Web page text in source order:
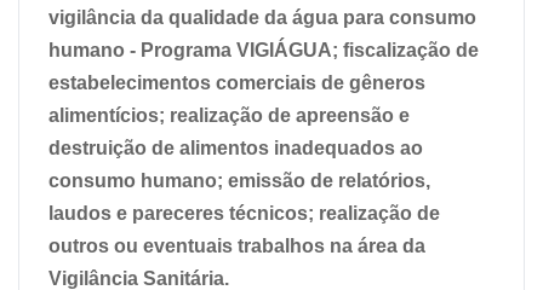
vigilância da qualidade da água para consumo
humano - Programa VIGIÁGUA; fiscalização de
estabelecimentos comerciais de gêneros
alimentícios; realização de apreensão e
destruição de alimentos inadequados ao
consumo humano; emissão de relatórios,
laudos e pareceres técnicos; realização de
outros ou eventuais trabalhos na área da
Vigilância Sanitária.